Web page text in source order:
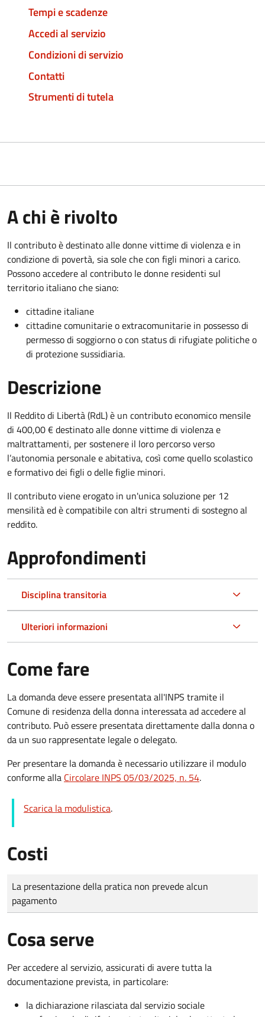
Tempi e scadenze
Accedi al servizio
Condizioni di servizio
Contatti
Strumenti di tutela
A chi è rivolto
Il contributo è destinato alle donne vittime di violenza e in
condizione di povertà, sia sole che con figli minori a carico.
Possono accedere al contributo le donne residenti sul
territorio italiano che siano:
cittadine italiane
cittadine comunitarie o extracomunitarie in possesso di
permesso di soggiorno o con status di rifugiate politiche o
di protezione sussidiaria.
Descrizione
Il Reddito di Libertà (RdL) è un contributo economico mensile
di 400,00 € destinato alle donne vittime di violenza e
maltrattamenti, per sostenere il loro percorso verso
l’autonomia personale e abitativa, così come quello scolastico
e formativo dei figli o delle figlie minori.
Il contributo viene erogato in un'unica soluzione per 12
mensilità ed è compatibile con altri strumenti di sostegno al
reddito.
Approfondimenti
Disciplina transitoria
Ulteriori informazioni
Come fare
La domanda deve essere presentata all'INPS tramite il
Comune di residenza della donna interessata ad accedere al
contributo. Può essere presentata direttamente dalla donna o
da un suo rappresentate legale o delegato.
Per presentare la domanda è necessario utilizzare il modulo
conforme alla Circolare INPS 05/03/2025, n. 54.
Scarica la modulistica.
Costi
Tipo di pagamento
Importo
La presentazione della pratica non prevede alcun
pagamento
Cosa serve
Per accedere al servizio, assicurati di avere tutta la
documentazione prevista, in particolare:
la dichiarazione rilasciata dal servizio sociale